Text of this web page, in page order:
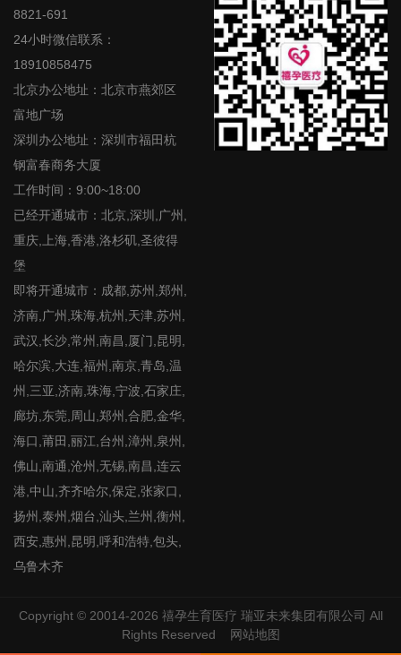
8821-691
24小时微信联系：
18910858475
北京办公地址：北京市燕郊区
富地广场
深圳办公地址：深圳市福田杭
钢富春商务大厦
工作时间：9:00~18:00
已经开通城市：北京,深圳,广州,
重庆,上海,香港,洛杉矶,圣彼得
堡
即将开通城市：成都,苏州,郑州,
济南,广州,珠海,杭州,天津,苏州,
武汉,长沙,常州,南昌,厦门,昆明,
哈尔滨,大连,福州,南京,青岛,温
州,三亚,济南,珠海,宁波,石家庄,
廊坊,东莞,周山,郑州,合肥,金华,
海口,莆田,丽江,台州,漳州,泉州,
佛山,南通,沧州,无锡,南昌,连云
港,中山,齐齐哈尔,保定,张家口,
扬州,泰州,烟台,汕头,兰州,衡州,
西安,惠州,昆明,呼和浩特,包头,
乌鲁木齐
Copyright © 20014-2026 禧孕生育医疗 瑞亚未来集团有限公司 All
Rights Reserved
网站地图